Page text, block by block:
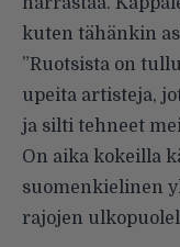
kuten tähänkin
”Ruotsista on
upeita artisteja,
ja silti tehneet
On aika kokeilla
suomenkielinen
rajojen